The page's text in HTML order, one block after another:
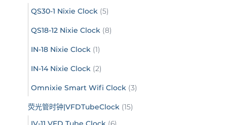
QS30-1 Nixie Clock (5)
QS18-12 Nixie Clock (8)
IN-18 Nixie Clock (1)
IN-14 Nixie Clock (2)
Omnixie Smart Wifi Clock (3)
荧光管时钟|VFDTubeClock (15)